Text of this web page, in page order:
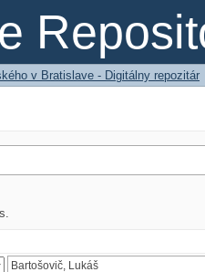
v Bratislave - Digitálny repozitár